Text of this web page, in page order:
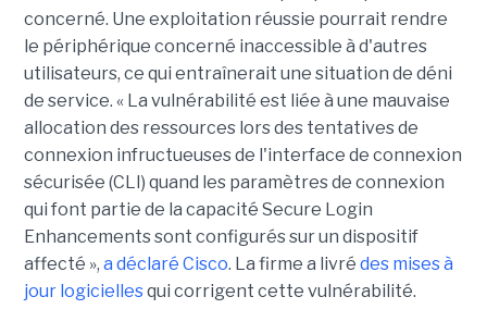
concerné. Une exploitation réussie pourrait rendre
le périphérique concerné inaccessible à d'autres
utilisateurs, ce qui entraînerait une situation de déni
de service. « La vulnérabilité est liée à une mauvaise
allocation des ressources lors des tentatives de
connexion infructueuses de l'interface de connexion
sécurisée (CLI) quand les paramètres de connexion
qui font partie de la capacité Secure Login
Enhancements sont configurés sur un dispositif
affecté », a déclaré Cisco. La firme a livré des mises à
jour logiciellesqui corrigent cette vulnérabilité.